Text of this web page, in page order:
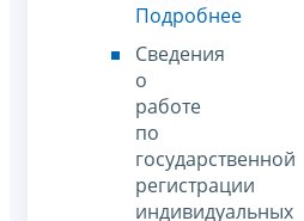
Подробнее
Сведения
о
работе
по
государственной
регистрации
индивидуальных